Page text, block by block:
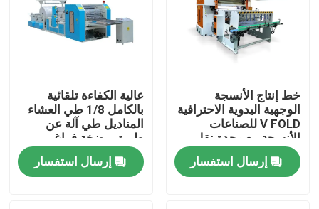
المنزل
خط إنتاج الأنسجة
الوجهية اليدوية الاحترافية
V FOLD للصناعات
الأنسجة مع وحدة نقل
تلقائي
إرسال استفسار
عالية الكفاءة تلقائية
بالكامل 1/8 طي العشاء
المناديل طي آلة عن
طريق مضخة فراغ
إرسال استفسار